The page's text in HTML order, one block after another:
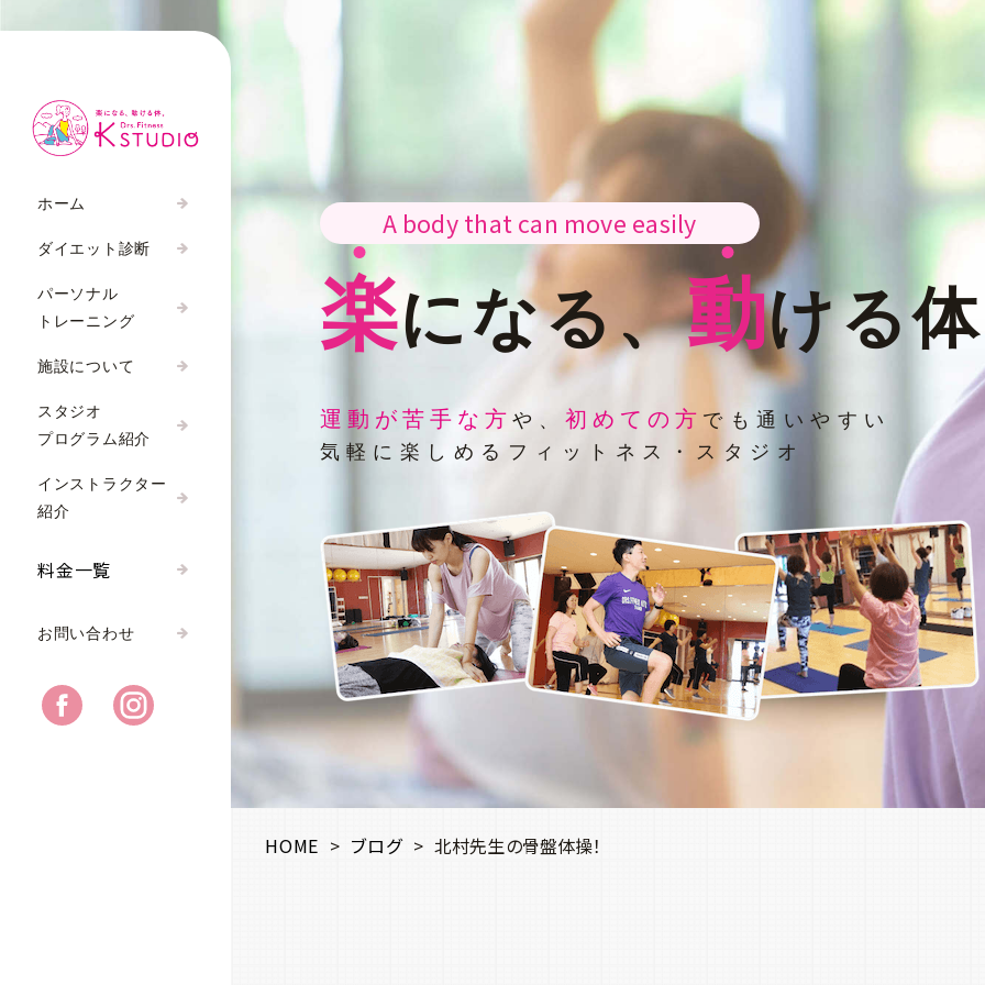
ホーム
ダイエット診断
パーソナル
トレーニング
施設について
スタジオ
プログラム紹介
インストラクター
紹介
料金一覧
お問い合わせ
A body that can move easily
楽になる、動ける
運動が苦手な方 や、初めての方 でも通いやすい
気軽に楽しめるフィットネス・スタジオ
HOME > ブログ > 北村先生の骨盤体操！